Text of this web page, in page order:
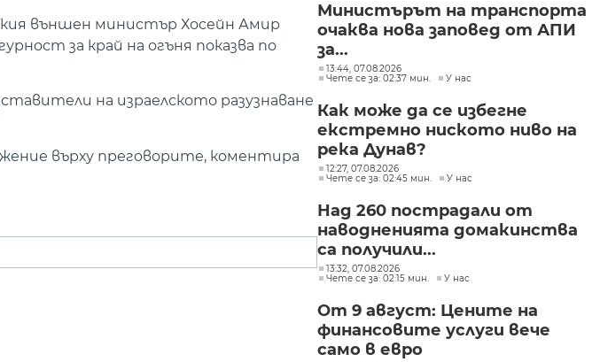
външен министър Хосейн Амир
за край на огъня показва по
на израелското разузнаване
върху преговорите, коментира
Министърът на транспорта
очаква нова заповед от АПИ
за...
13:44, 07.08.2026
Чете се за: 02:37 мин.
У нас
Как може да се избегне
екстремно ниското ниво на
река Дунав?
12:27, 07.08.2026
Чете се за: 02:45 мин.
У нас
Над 260 пострадали от
наводненията домакинства
са получили...
13:32, 07.08.2026
Чете се за: 02:15 мин.
У нас
От 9 август: Цените на
финансовите услуги вече
само в евро